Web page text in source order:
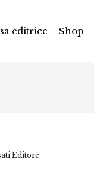
editrice Shop
Editore